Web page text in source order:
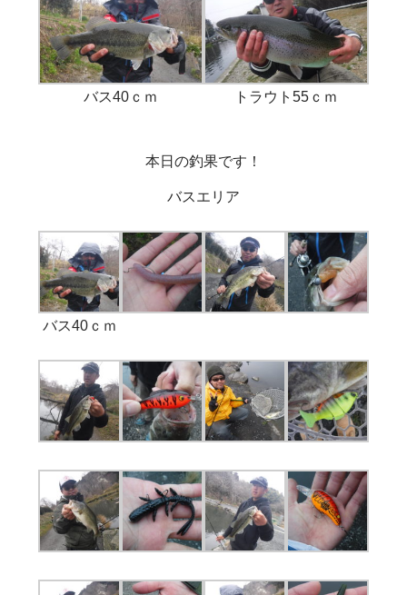
バス40ｃｍ トラウト55ｃｍ
本日の釣果です！
バスエリア
バス40ｃｍ